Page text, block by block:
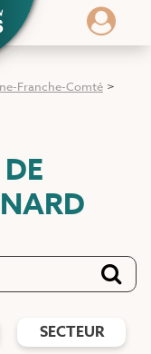
Franche-Comté >
SECTEUR